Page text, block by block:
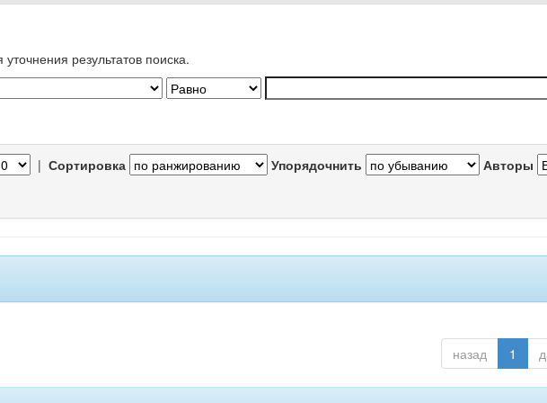
результатов поиска.
| Сортировка Упорядочнить Авторы
назад 1